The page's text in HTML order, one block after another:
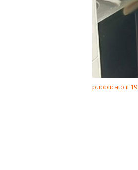
pubblicato il